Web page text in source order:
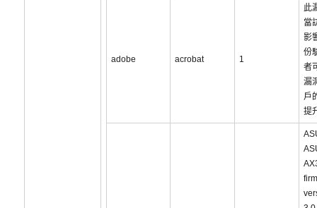
adobe acrobat 1
此
當
影
份
者
漏
戶
提